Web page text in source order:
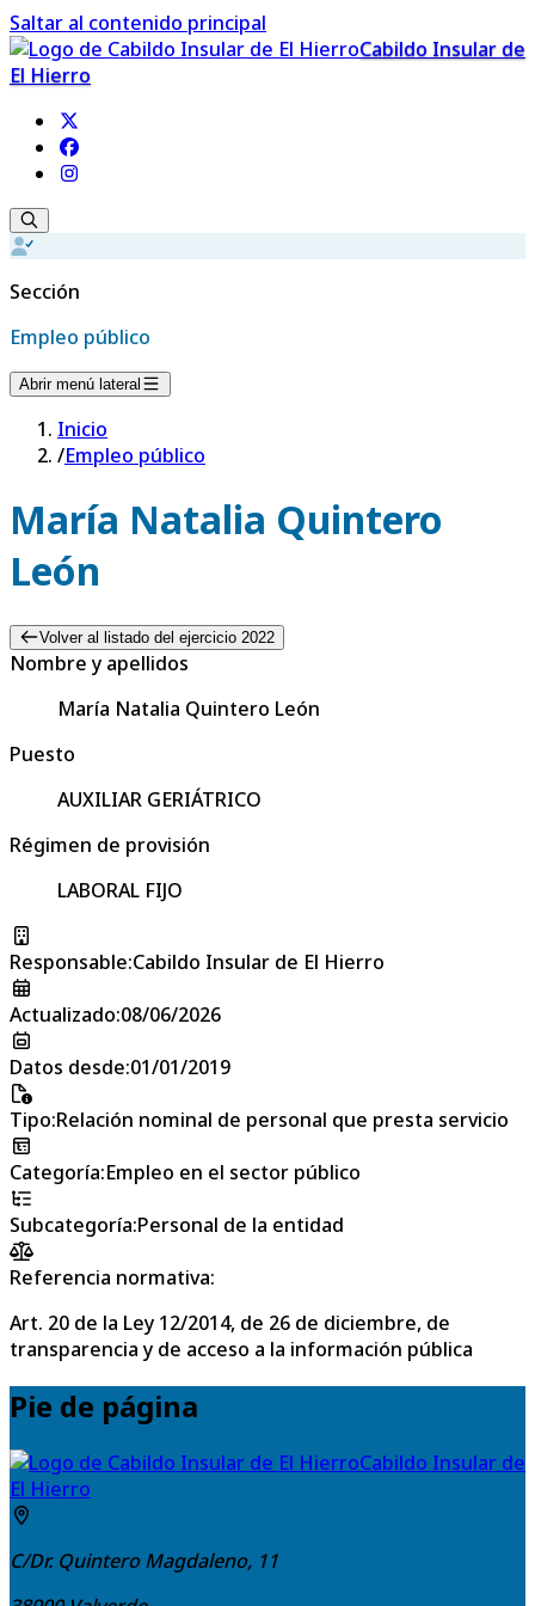
Saltar al contenido principal
Cabildo Insular de
El Hierro
Sección
Empleo público
Abrir menú lateral
Inicio
/Empleo público
María Natalia Quintero
León
Volver al listado del ejercicio 2022
Nombre y apellidos
María Natalia Quintero León
Puesto
AUXILIAR GERIÁTRICO
Régimen de provisión
LABORAL FIJO
Responsable:Cabildo Insular de El Hierro
Actualizado:08/06/2026
Datos desde:01/01/2019
Tipo:Relación nominal de personal que presta servicio
Categoría:Empleo en el sector público
Subcategoría:Personal de la entidad
Referencia normativa:
Art. 20 de la Ley 12/2014, de 26 de diciembre, de
transparencia y de acceso a la información pública
Pie de página
Cabildo Insular de
El Hierro
C/Dr. Quintero Magdaleno, 11